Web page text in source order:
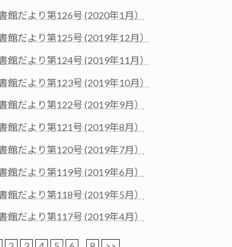
館だより第126号 (2020年1月）
館だより第125号 (2019年12月）
館だより第124号 (2019年11月）
館だより第123号 (2019年10月）
館だより第122号 (2019年9月）
館だより第121号 (2019年8月）
館だより第120号 (2019年7月）
館だより第119号 (2019年6月）
館だより第118号 (2019年5月）
館だより第117号 (2019年4月）